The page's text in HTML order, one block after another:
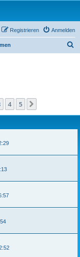
Anmelden
Registrieren
4 5